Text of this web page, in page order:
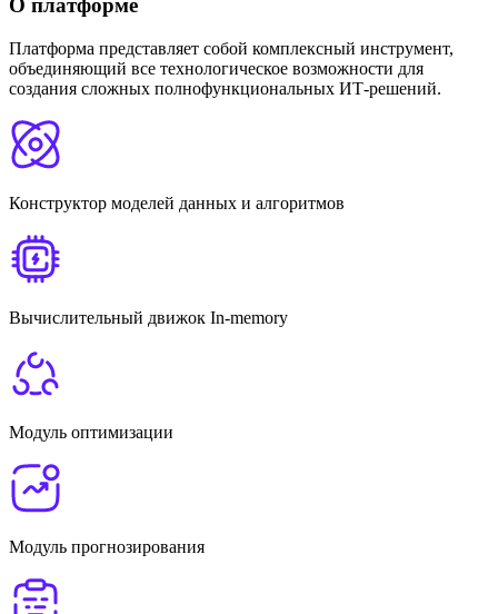
О платформе
Платформа представляет собой комплексный инструмент,
объединяющий все технологическое возможности для
создания сложных полнофункциональных ИТ-решений.
Конструктор моделей данных и алгоритмов
Вычислительный движок In-memory
Модуль оптимизации
Модуль прогнозирования